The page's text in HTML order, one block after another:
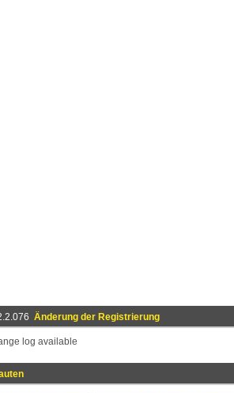
Änderung der Registrierung
log available